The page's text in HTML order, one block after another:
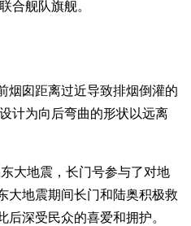
合舰队旗舰。
烟囱距离过近导致排烟倒灌的
计为向后弯曲的形状以远离
大地震，长门号参与了对地
大地震期间长门和陆奥积极救
后深受民众的喜爱和拥护。